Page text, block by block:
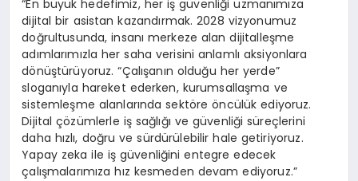
“En büyük hedefimiz, her iş güvenliği uzmanımıza
dijital bir asistan kazandırmak. 2028 vizyonumuz
doğrultusunda, insanı merkeze alan dijitalleşme
adımlarımızla her saha verisini anlamlı aksiyonlara
dönüştürüyoruz. “Çalışanın olduğu her yerde”
sloganıyla hareket ederken, kurumsallaşma ve
sistemleşme alanlarında sektöre öncülük ediyoruz.
Dijital çözümlerle iş sağlığı ve güvenliği süreçlerini
daha hızlı, doğru ve sürdürülebilir hale getiriyoruz.
Yapay zeka ile iş güvenliğini entegre edecek
çalışmalarımıza hız kesmeden devam ediyoruz.”